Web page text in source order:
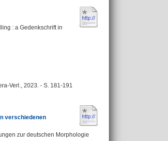
: a Gedenkschrift in
Verl., 2023. - S. 181-191
verschiedenen
zur deutschen Morphologie